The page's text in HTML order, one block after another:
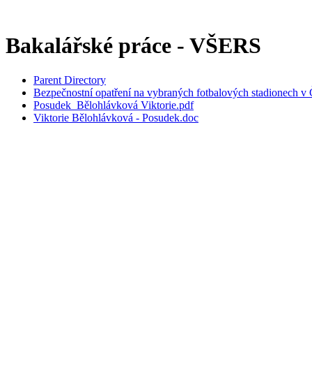
Bakalářské práce - VŠERS
Parent Directory
Bezpečnostní opatření na vybraných fotbalových stadionech v
Posudek_Bělohlávková Viktorie.pdf
Viktorie Bělohlávková - Posudek.doc